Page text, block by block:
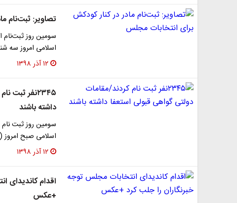
تصاویر: ثبت‌نام
سومین روز ثبت‌نام
اسلامی امروز سه شنبه (۱۲ آذر) از ساعت ۸
۱۲ آذر ۱۳۹۸
۲۳۴۵نفر
داشته باشند
سومین روز ثبت
اسلامی صبح امروز
۱۲ آذر ۱۳۹۸
اقدام کاندیدای
+عکس